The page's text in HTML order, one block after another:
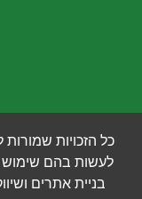
כל הזכויות שמורות
לעשות בהם
בניית אתרים